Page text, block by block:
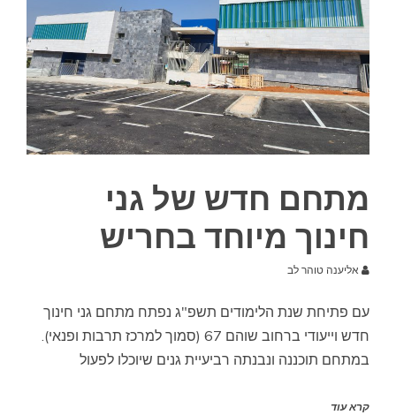
מתחם חדש של גני
חינוך מיוחד בחריש
אליענה טוהר לב
עם פתיחת שנת הלימודים תשפ"ג נפתח מתחם גני חינוך
חדש וייעודי ברחוב שוהם 67 (סמוך למרכז תרבות ופנאי).
במתחם תוכננה ונבנתה רביעיית גנים שיוכלו לפעול
קרא עוד